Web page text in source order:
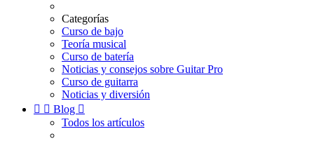
Categorías
Curso de bajo
Teoría musical
Curso de batería
Noticias y consejos sobre Guitar Pro
Curso de guitarra
Noticias y diversión
  Blog 
Todos los artículos